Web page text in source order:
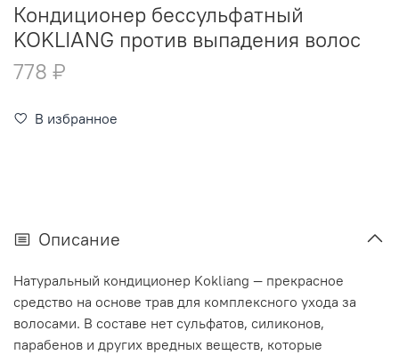
Кондиционер бессульфатный
KOKLIANG против выпадения волос
778 ₽
В избранное
Описание
Натуральный кондиционер Kokliang — прекрасное
средство на основе трав для комплексного ухода за
волосами. В составе нет сульфатов, силиконов,
парабенов и других вредных веществ, которые